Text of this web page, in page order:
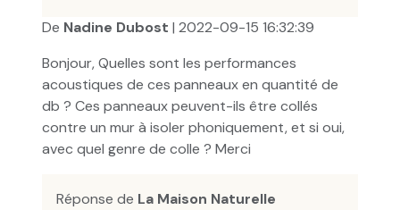
De Nadine Dubost | 2022-09-15 16:32:39
Bonjour, Quelles sont les performances
acoustiques de ces panneaux en quantité de
db ? Ces panneaux peuvent-ils être collés
contre un mur à isoler phoniquement, et si oui,
avec quel genre de colle ? Merci
Réponse de La Maison Naturelle